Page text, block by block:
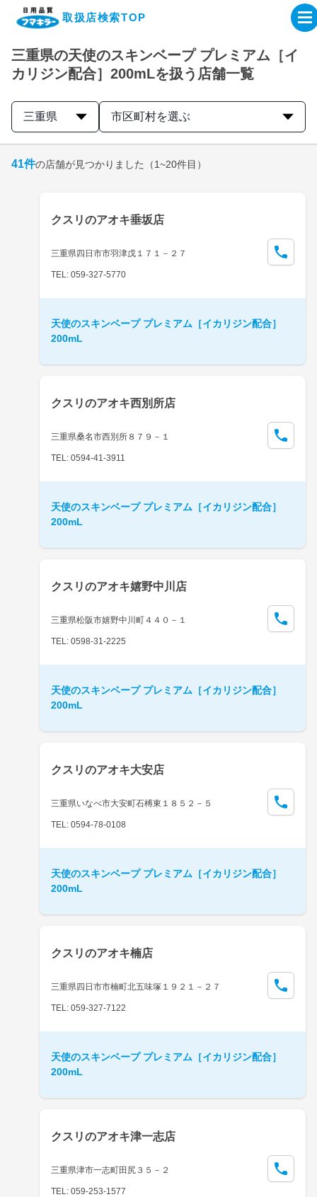
取扱店検索TOP
企業・IR情報サイト
製品情報サイト
取扱店検索はこちら
三重県の天使のスキンベープ プレミアム［イ
カリジン配合］200mLを扱う店舗一覧
三重県 市区町村を選ぶ
41件の店舗が見つかりました （1~20件目）
クスリのアオキ垂坂店
三重県四日市市羽津戊１７１－２７
TEL: 059-327-5770
天使のスキンベープ プレミアム［イカリジン配合］
200mL
クスリのアオキ西別所店
三重県桑名市西別所８７９－１
TEL: 0594-41-3911
天使のスキンベープ プレミアム［イカリジン配合］
200mL
クスリのアオキ嬉野中川店
三重県松阪市嬉野中川町４４０－１
TEL: 0598-31-2225
天使のスキンベープ プレミアム［イカリジン配合］
200mL
クスリのアオキ大安店
三重県いなべ市大安町石榑東１８５２－５
TEL: 0594-78-0108
天使のスキンベープ プレミアム［イカリジン配合］
200mL
クスリのアオキ楠店
三重県四日市市楠町北五味塚１９２１－２７
TEL: 059-327-7122
天使のスキンベープ プレミアム［イカリジン配合］
200mL
クスリのアオキ津一志店
三重県津市一志町田尻３５－２
TEL: 059-253-1577